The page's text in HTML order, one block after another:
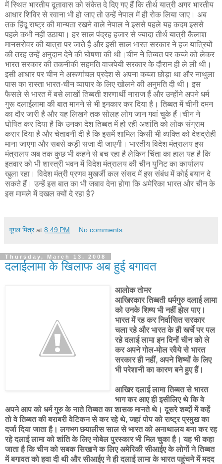
में स्थित भारतीय दूतावास को संकेत दे दिए गए हैं कि तीर्थ यात्री अगर भारतीय
आधार शिविर से रवाना भी हो जाए तो उन्हें नेपाल में ही रोक लिया जाए। अब
तक हिंदू राष्ट्र की मान्यता रखने वाले नेपाल ने इससे पहले यह कदम इससे
पहले कभी नहीं उठाया। हर साल पंद्रह हजार से ज्यादा तीर्थ यात्री कैलाश
मानसरोवर की यात्रा पर जाते हैं और इसी साल भारत सरकार ने हज यात्रियों
की तरह उन्हें अनुदान देने की घोषणा की थी।चीन ने तिब्बत पर कब्जे को लेकर
भारत सरकार की तकनीकी सहमति वाजपेयी सरकार के दौरान ही ले ली थी।
इसी आधार पर चीन ने अरूणांचल प्रदेश से अपना कब्जा छोड़ा था और नाथुला
पास का रास्ता भारत-चीन व्यापार के लिए खोलने की अनुमति दी थी। इस
फैसले से भारत में बसे लाखों तिब्बती शरणार्थी नाराज हैं और उन्होंने अपने धर्म
गुरू दलाईलामा की बात मानने से भी इनकार कर दिया है। तिब्बत में चीनी दमन
का दौर जारी है और यह लिखने तक सोलह लोग जान गवां चुके हैं।चीन ने
घोषित कर दिया है कि उनका देश तिब्बत में हो रही अशांति को लोक संग्राम
करार दिया है और चेतावनी दी है कि इसमें शामिल किसी भी व्यक्ति को देशद्रोही
माना जाएगा और सबसे कड़ी सजा दी जाएगी। भारतीय विदेश मंत्रालय इस
मंत्रालय अब तक कुछ भी कहने से बच रहा है लेकिन चिंता का हाल यह है कि
इतवार को भी शास्त्री भवन में विदेश मंत्रालय की चीन युनिट का कार्यालय
खुला रहा। विदेश मंत्री प्रणव मुखर्जी कल संसद में इस संबंध में कोई बयान दे
सकते हैं। उन्हें इस बात का भी जबाव देना होगा कि अमेरिका भारत और चीन के
इस मामले में दखल क्यों दे रहा है?
गूगल मित्र at 8:49 PM No comments:
Thursday, March 13, 2008
दलाईलामा के खिलाफ अब हुई बगावत
आलोक तोमर
आखिरकार तिब्बती धर्मगुरु दलाई लामा
को उनके शिष्य भी नहीं झेल पाए।
भारत में रह कर निर्वासित सरकार
चला रहे और भारत के ही खर्चे पर पल
रहे दलाई लामा इन दिनों चीन को ले
कर अपने गोल-मोल रवैये से भारत
सरकार ही नहीं, अपने शिष्यों के लिए
भी परेशानी का कारण बने हुए हैं।
आखिर दलाई लामा तिब्बत से भारत
भाग कर आए ही इसीलिए थे कि वे
अपने आप को धर्म गुरु के नाते तिब्बत का शासक मानते थे। दूसरे शब्दों में कहें
तो वे तिब्बत की बराबरी वेटिकन से कर रहे थे, जहां पोप को राष्ट्र प्रमुख का
दर्जा दिया जाता है। लगभग छयालीस साल से भारत को अनाथालय बना कर रह
रहे दलाई लामा को शांति के लिए नोबेल पुरस्कार भी मिल चुका है। यह भी कहा
जाता है कि चीन को सबक सिखाने क लिए अमेरिकी सीआईए के लोगों ने तिब्बत
में बगावत को हवा दी थी और सीआईए ने ही दलाई लामा के भारत पहुंचने में मदद